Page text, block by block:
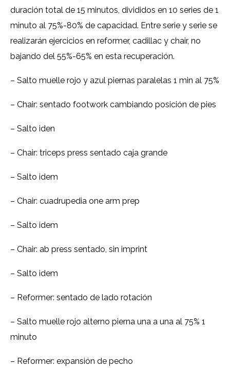
duración total de 15 minutos, divididos en 10 series de 1
minuto al 75%-80% de capacidad. Entre serie y serie se
realizarán ejercicios en reformer, cadillac y chair, no
bajando del 55%-65% en esta recuperación.
– Salto muelle rojo y azul piernas paralelas 1 min al 75%
– Chair: sentado footwork cambiando posición de pies
– Salto iden
– Chair: triceps press sentado caja grande
– Salto idem
– Chair: cuadrupedia one arm prep
– Salto idem
– Chair: ab press sentado, sin imprint
– Salto idem
– Reformer: sentado de lado rotación
– Salto muelle rojo alterno pierna una a una al 75% 1
minuto
– Reformer: expansión de pecho